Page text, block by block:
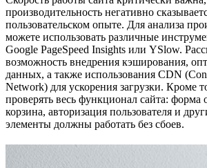
производительность негативно
пользовательском опыте. Для анализа
можете использовать различные
Google PageSpeed Insights или YSlow.
возможность внедрения кэширования,
данных, а также использования CDN
Network) для ускорения загрузки. Кроме
проверять весь функционал сайта: форма
корзина, авторизация пользователя и
элементы должны работать без сбоев.